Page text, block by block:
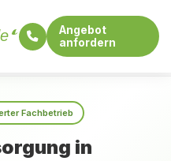
Angebot
anfordern
Fachbetrieb
in